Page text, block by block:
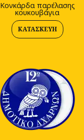
Κονκάρδα παρέλασης
κουκουβάγια
ΚΑΤΑΣΚΕΥΉ